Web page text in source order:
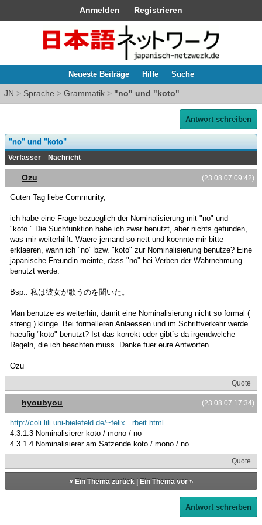
Anmelden Registrieren
Neueste Beiträge Hilfe Suche
JN > Sprache > Grammatik > "no" und "koto"
Antwort schreiben
"no" und "koto"
Verfasser Nachricht
(23.08.07 09:42)
Ozu
Guten Tag liebe Community,
ich habe eine Frage bezueglich der Nominalisierung mit "no" und
"koto." Die Suchfunktion habe ich zwar benutzt, aber nichts gefunden,
was mir weiterhilft. Waere jemand so nett und koennte mir bitte
erklaeren, wann ich "no" bzw. "koto" zur Nominalisierung benutze? Eine
japanische Freundin meinte, dass "no" bei Verben der Wahrnehmung
benutzt werde.
Bsp.: 私は彼女が歌うのを聞いた。
Man benutze es weiterhin, damit eine Nominalisierung nicht so formal (
streng ) klinge. Bei formelleren Anlaessen und im Schriftverkehr werde
haeufig "koto" benutzt? Ist das korrekt oder gibt`s da irgendwelche
Regeln, die ich beachten muss. Danke fuer eure Antworten.
Ozu
Quote
(23.08.07 17:34)
hyoubyou
http://coli.lili.uni-bielefeld.de/~felix...rbeit.html
4.3.1.3 Nominalisierer koto / mono / no
4.3.1.4 Nominalisierer am Satzende koto / mono / no
Quote
« Ein Thema zurück| Ein Thema vor»
Antwort schreiben